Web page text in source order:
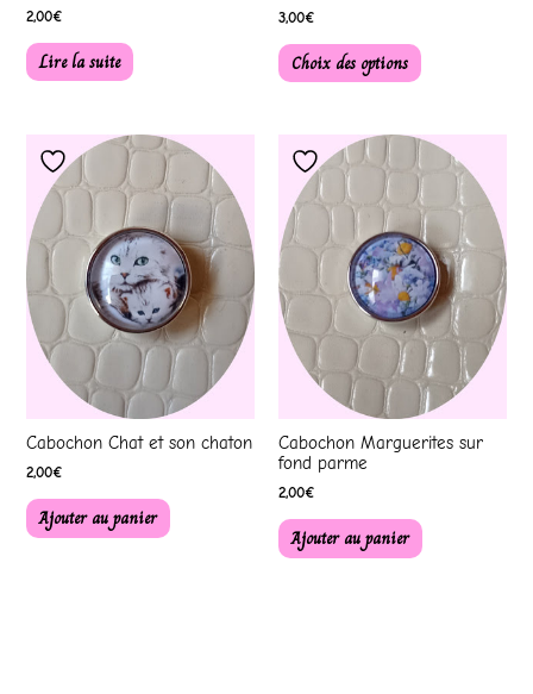
2,00€
Lire la suite
3,00€
Choix des options
Cabochon Chat et son chaton
2,00€
Ajouter au panier
Cabochon Marguerites sur
fond parme
2,00€
Ajouter au panier